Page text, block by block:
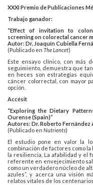
XXXI Premio de Publicaciones
Trabajo ganador:
“Effect of invitation to
screening on colorectal cancer
Autor: Dr. Joaquín Cubiella
(Publicado en The Lancet)
Este ensayo clínico, con más
seguimiento, demuestra que
en heces son estrategias
cáncer colorrectal, con mayor
opción.
Accésit
“Exploring the Dietary
Ourense (Spain)”
Autores: Dr. Roberto Fernández
(Publicado en Nutrients)
El estudio pone en valor la
combinación de factores como
la resiliencia, La afabilidad y el
referente en envejecimiento
como un verdadero núcleo de
azules”, y acerca una visión
relatos vitales de los centenarios.